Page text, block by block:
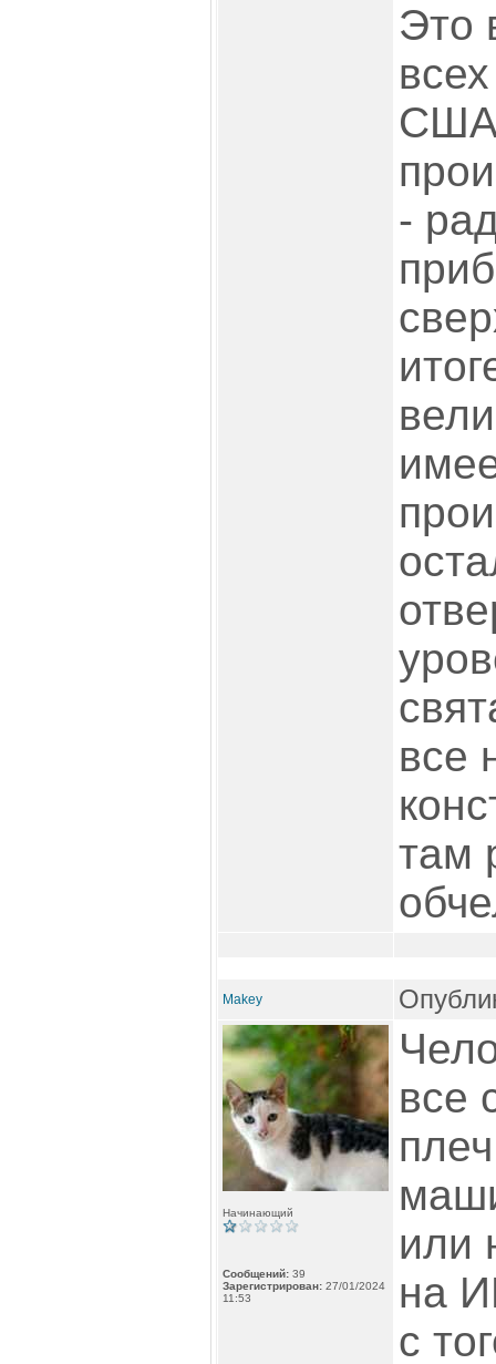
Это
США
-
все
там
Makey
Начинающий
Сообщений: 39
Зарегистрирован: 27/01/2024
11:53
все
или
на
с